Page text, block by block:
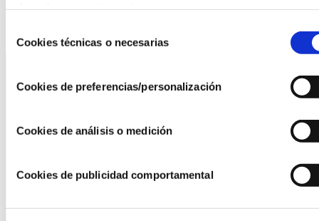
deCookies técnicas o necesarias
Cookies de preferencias/personalización
Cookies de análisis o medición
Cookies de publicidad comportamental
social late de fondo o estalla.
Quienes somos
Canal ético
Servicios